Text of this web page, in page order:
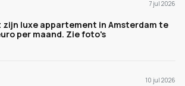
7 jul 2026
zijn luxe appartement in Amsterdam te
per maand. Zie foto's
10 jul 2026